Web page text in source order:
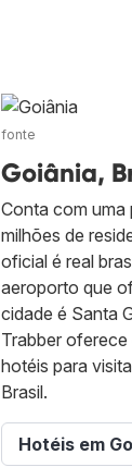
fonte
Goiânia,
Conta com uma
milhões de
oficial é real
aeroporto que
cidade é Santa
Trabber oferece
hotéis para
Brasil.
Hotéis em